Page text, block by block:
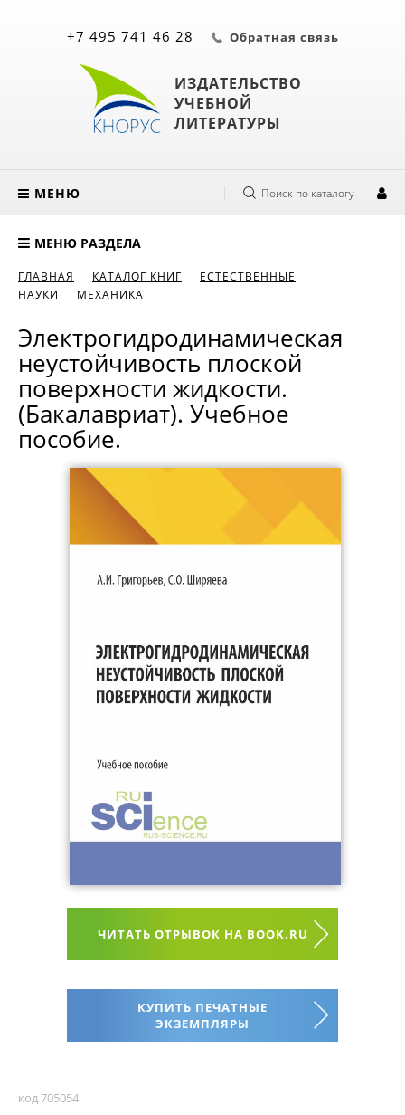
ИЗДАТЕЛЬСТВО
УЧЕБНОЙ
ЛИТЕРАТУРЫ
+7 495 741 46 28 Обратная связь
МЕНЮ Поиск по каталогу
МЕНЮ РАЗДЕЛА
ГЛАВНАЯ КАТАЛОГ КНИГ
ЕСТЕСТВЕННЫЕ
НАУКИ
МЕХАНИКА
Электрогидродинамическая
неустойчивость плоской
поверхности жидкости.
(Бакалавриат). Учебное
пособие.
ЧИТАТЬ ОТРЫВОК НА BOOK.RU
КУПИТЬ ПЕЧАТНЫЕ
ЭКЗЕМПЛЯРЫ
код 705054